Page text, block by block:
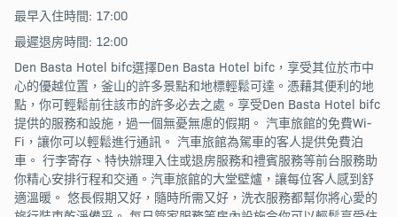
最早入住時間: 17:00
最遲退房時間: 12:00
Den Basta Hotel bifc選擇Den Basta Hotel bifc，享受其位於市中
心的優越位置，釜山的許多景點和地標輕鬆可達。憑藉其便利的地
點，你可輕鬆前往該市的許多必去之處。享受Den Basta Hotel bifc
提供的服務和設施，過一個無憂無慮的假期。 汽車旅館的免費Wi-
Fi，讓你可以輕鬆進行通訊。 汽車旅館為駕車的客人提供免費泊
車。 行李寄存、特快辦理入住或退房服務和禮賓服務等前台服務助
你精心安排行程和交通。汽車旅館的大堂壁爐，讓每位客人感到舒
適溫暖。 悠長假期又好，隨時所需又好，洗衣服務都幫你將心愛的